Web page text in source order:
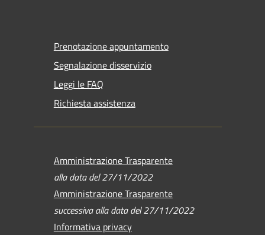
Prenotazione appuntamento
Segnalazione disservizio
Leggi le FAQ
Richiesta assistenza
Amministrazione Trasparente
alla data del 27/11/2022
Amministrazione Trasparente
successiva alla data del 27/11/2022
Informativa privacy